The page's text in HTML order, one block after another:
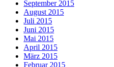
September 2015
August 2015
Juli 2015
Juni 2015
Mai 2015
April 2015
März 2015
Februar 2015